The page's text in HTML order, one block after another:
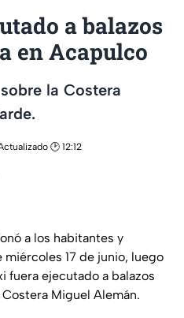
a balazos
en Acapulco
la Costera
Actualizado 🕑 12:12
a los habitantes y
17 de junio, luego
fuera ejecutado a balazos
Miguel Alemán.